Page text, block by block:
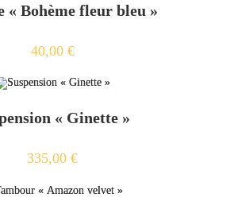
« Bohème fleur bleu »
40,00 €
« Ginette »
335,00 €